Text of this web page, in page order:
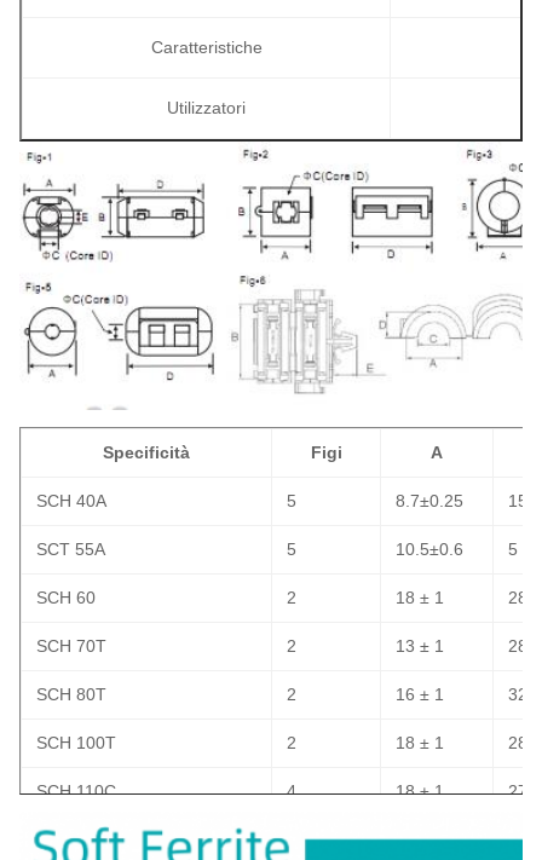
Caratteristiche
Utilizzatori
Specificità Figi A
SCH 40A 5 8.7±0.25
SCT 55A 5 10.5±0.6 5 ±
SCH 60 2 18 ± 1 28
SCH 70T 2 13 ± 1 28
SCH 80T 2 16 ± 1
SCH 100T 2 18 ± 1 28
SCH 110C 4 18 ± 1
SCH 140C 2 22±1